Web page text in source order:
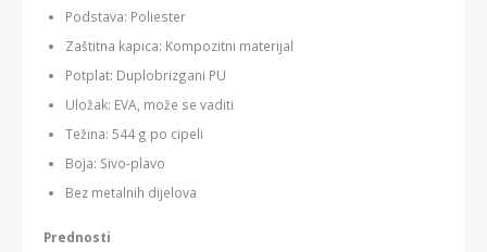
Podstava: Poliester
Zaštitna kapica: Kompozitni materijal
Potplat: Duplobrizgani PU
Uložak: EVA, može se vaditi
Težina: 544 g po cipeli
Boja: Sivo-plavo
Bez metalnih dijelova
Prednosti